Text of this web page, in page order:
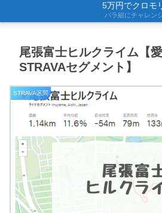
5万円でクロモ
バラ組にチャレン
尾張富士ヒルクライム【
STRAVAセグメント】
STRAVA区間